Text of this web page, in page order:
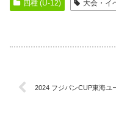
四種 (U-12) 大会・イ
2024 フジパンCUP東海ユ